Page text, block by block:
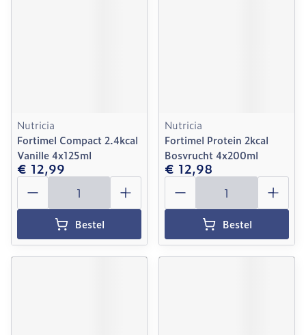
Nutricia
Fortimel Compact 2.4kcal
Vanille 4x125ml
€ 12,99
Aantal
Bestel
Nutricia
Fortimel Protein 2kcal
Bosvrucht 4x200ml
€ 12,98
Aantal
Bestel